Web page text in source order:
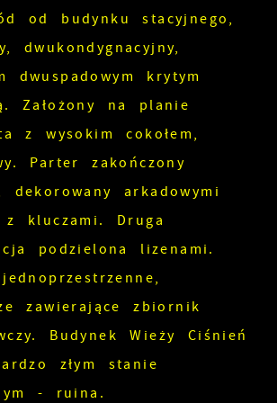
od budynku stacyjnego,
dwukondygnacyjny,
dwuspadowym krytym
Założony na planie
z wysokim cokołem,
Parter zakończony
dekorowany arkadowymi
z kluczami. Druga
podzielona lizenami.
zawierające zbiornik
Budynek Wieży Ciśnień
złym stanie
- ruina.